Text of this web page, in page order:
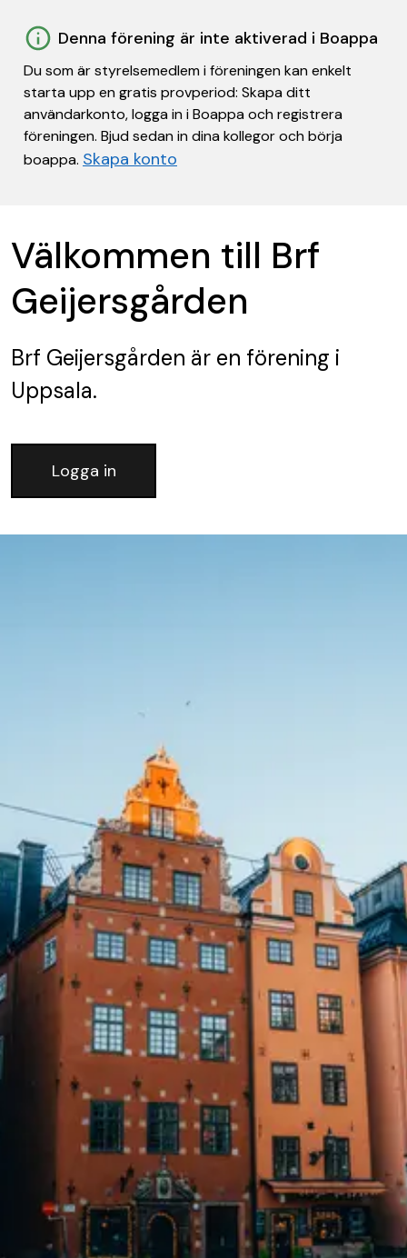
Denna förening är inte aktiverad i Boappa
Du som är styrelsemedlem i föreningen kan enkelt
starta upp en gratis provperiod: Skapa ditt
användarkonto, logga in i Boappa och registrera
föreningen. Bjud sedan in dina kollegor och börja
boappa. Skapa konto
Välkommen till Brf
Geijersgården
Brf Geijersgården är en förening i
Uppsala.
Logga in